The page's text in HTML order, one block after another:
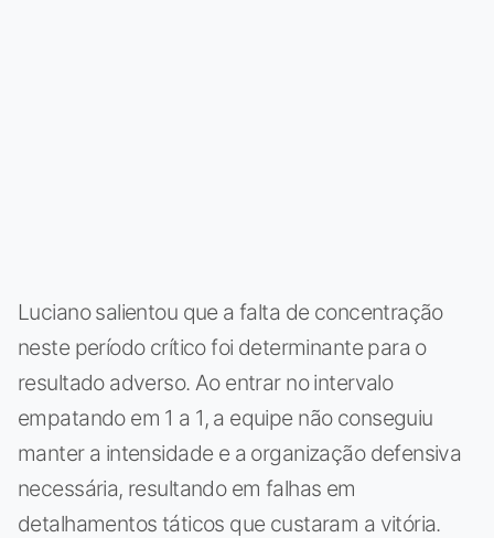
Luciano salientou que a falta de concentração
neste período crítico foi determinante para o
resultado adverso. Ao entrar no intervalo
empatando em 1 a 1, a equipe não conseguiu
manter a intensidade e a organização defensiva
necessária, resultando em falhas em
detalhamentos táticos que custaram a vitória.